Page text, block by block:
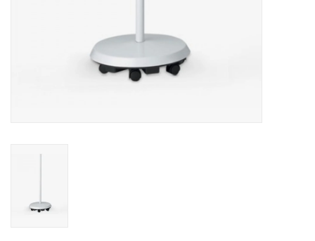
Guy's blog